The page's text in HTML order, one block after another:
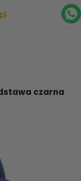
czarna